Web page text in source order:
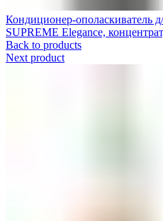
Кондиционер-ополаскиватель
SUPREME Elegance,
Back to products
Next product